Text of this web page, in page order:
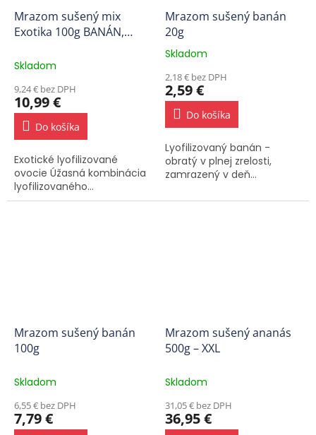
Mrazom sušený mix
Exotika 100g BANÁN,
Skladom
9,24 € bez DPH
10,99 €
Do košíka
Exotické lyofilizované
ovocie Úžasná kombinácia
lyofilizovaného...
Mrazom sušený banán
20g
Priemerné
produktu
je
5,0
hviezdičiek.
Skladom
2,18 € bez DPH
2,59 €
Do košíka
Lyofilizovaný banán -
obratý v plnej zrelosti,
zamrazený v deň...
Mrazom sušený banán
100g
Skladom
6,55 € bez DPH
7,79 €
Mrazom sušený ananás
500g – XXL
Skladom
31,05 € bez DPH
36,95 €